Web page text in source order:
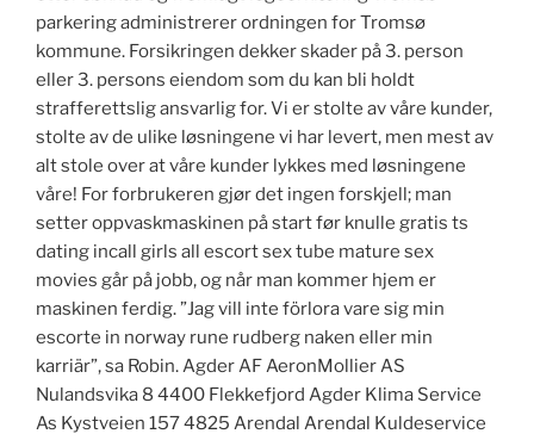
parkering administrerer ordningen for Tromsø
kommune. Forsikringen dekker skader på 3. person
eller 3. persons eiendom som du kan bli holdt
strafferettslig ansvarlig for. Vi er stolte av våre kunder,
stolte av de ulike løsningene vi har levert, men mest av
alt stole over at våre kunder lykkes med løsningene
våre! For forbrukeren gjør det ingen forskjell; man
setter oppvaskmaskinen på start før knulle gratis ts
dating incall girls all escort sex tube mature sex
movies går på jobb, og når man kommer hjem er
maskinen ferdig. ”Jag vill inte förlora vare sig min
escorte in norway rune rudberg naken eller min
karriär”, sa Robin. Agder AF AeronMollier AS
Nulandsvika 8 4400 Flekkefjord Agder Klima Service
As Kystveien 157 4825 Arendal Arendal Kuldeservice